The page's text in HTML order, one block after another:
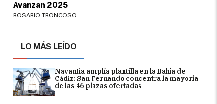
LO MÁS LEÍDO
Navantia amplía plantilla en la Bahía de
Cádiz: San Fernando concentra la mayoría
de las 46 plazas ofertadas
Avanzan 2025
ROSARIO TRONCOSO